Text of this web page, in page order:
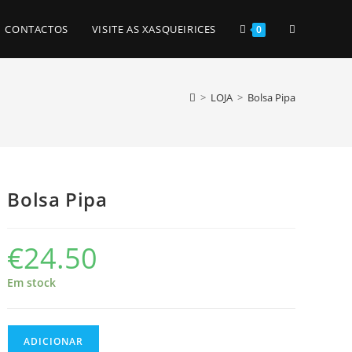
CONTACTOS VISITE AS XASQUEIRICES 0 TOGGLE
> LOJA > Bolsa Pipa
Bolsa Pipa
€24.50
Em stock
ADICIONAR